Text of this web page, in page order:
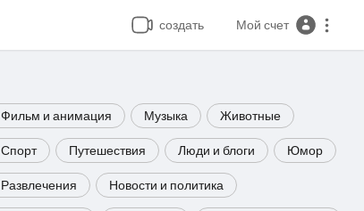
создать Мой счет
Фильм и анимация Музыка Животные
Спорт Путешествия Люди и блоги Юмор
Развлечения Новости и политика